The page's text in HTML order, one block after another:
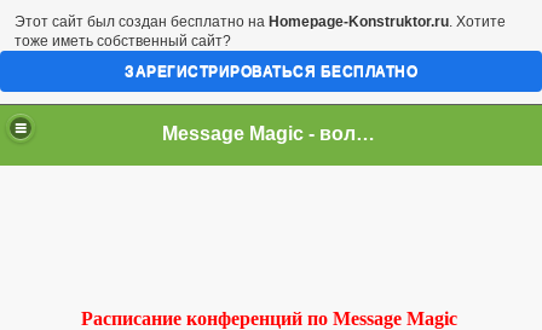
Message Magic - волшебные деньги
Расписание конференций по Message Magic
Этот сайт был создан бесплатно на Homepage-Konstruktor.ru. Хотите
тоже иметь собственный сайт?
ЗАРЕГИСТРИРОВАТЬСЯ БЕСПЛАТНО